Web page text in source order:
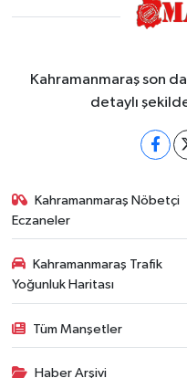
Kahramanmaraş son
detaylı
Kahramanmaraş Nöbetçi
Eczaneler
Kahramanmaraş Trafik
Yoğunluk Haritası
Tüm Manşetler
Haber Arşivi